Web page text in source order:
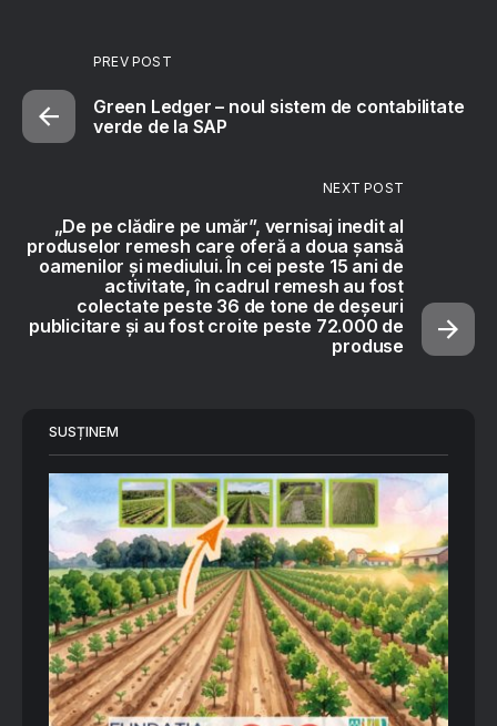
PREV POST
Green Ledger – noul sistem de contabilitate
verde de la SAP
NEXT POST
„De pe clădire pe umăr”, vernisaj inedit al
produselor remesh care oferă a doua șansă
oamenilor și mediului. În cei peste 15 ani de
activitate, în cadrul remesh au fost
colectate peste 36 de tone de deșeuri
publicitare și au fost croite peste 72.000 de
produse
SUSȚINEM